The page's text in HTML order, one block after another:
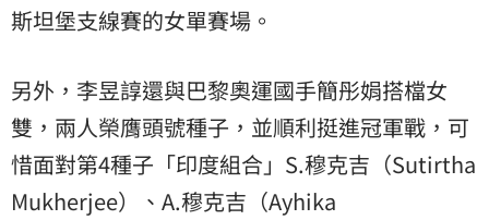
斯坦堡支線賽的女單賽場。
另外，李昱諄還與巴黎奧運國手簡彤娟搭檔女
雙，兩人榮膺頭號種子，並順利挺進冠軍戰，可
惜面對第4種子「印度組合」S.穆克吉（Sutirtha
Mukherjee）、A.穆克吉（Ayhika